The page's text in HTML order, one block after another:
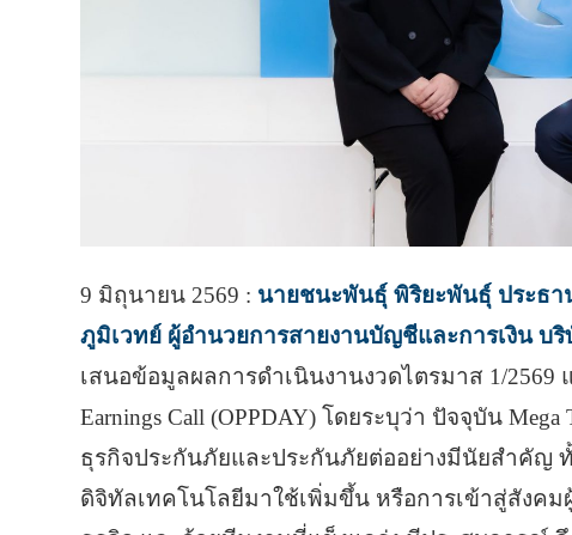
9 มิถุนายน 2569 : นายชนะพันธุ์ พิริยะพันธุ์ ประธา
ภูมิเวทย์ ผู้อำนวยการสายงานบัญชีและการเงิน บ
เสนอข้อมูลผลการดำเนินงานงวดไตรมาส 1/
Earnings Call (OPPDAY) โดยระบุว่า ปัจจุบัน
ธุรกิจประกันภัยและประกันภัยต่ออย่างมีนัยสำคัญ
ดิจิทัลเทคโนโลยีมาใช้เพิ่มขึ้น หรือการเข้าสู่สังค